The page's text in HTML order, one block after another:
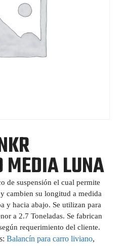
MEDIA LUNA
de suspensión el cual permite
cambien su longitud a medida
y hacia abajo. Se utilizan para
a 2.7 Toneladas. Se fabrican
requerimiento del cliente.
Balancín para carro liviano,